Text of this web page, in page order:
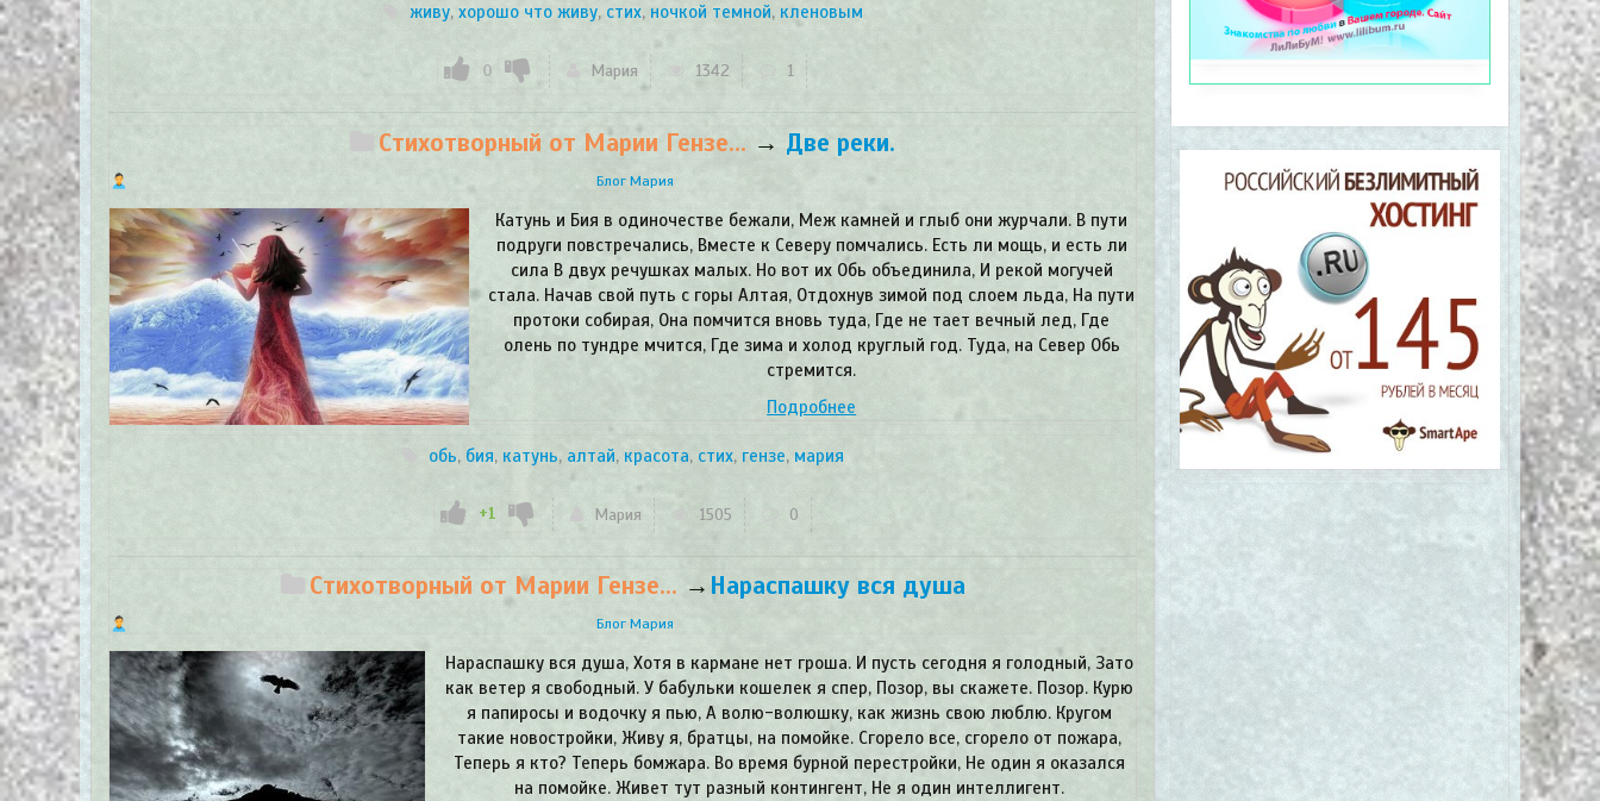
живу, хорошо что живу, стих, ночкой темной, кленовым
0 Мария 1342 1
Стихотворный от Марии Гензе... → Две реки.
Блог Мария
Катунь и Бия в одиночестве бежали, Меж камней и глыб они журчали. В пути
подруги повстречались, Вместе к Северу помчались. Есть ли мощь, и есть ли
сила В двух речушках малых. Но вот их Обь объединила, И рекой могучей
стала. Начав свой путь с горы Алтая, Отдохнув зимой под слоем льда, На пути
протоки собирая, Она помчится вновь туда, Где не тает вечный лед, Где
олень по тундре мчится, Где зима и холод круглый год. Туда, на Север Обь
стремится.
Подробнее
обь, бия, катунь, алтай, красота, стих, гензе, мария
+1 Мария 1505 0
Стихотворный от Марии Гензе... → ​Нараспашку вся душа
Блог Мария
Нараспашку вся душа, Хотя в кармане нет гроша. И пусть сегодня я голодный, Зато
как ветер я свободный. У бабульки кошелек я спер, Позор, вы скажете. Позор. Курю
я папиросы и водочку я пью, А волю-волюшку, как жизнь свою люблю. Кругом
такие новостройки, Живу я, братцы, на помойке. Сгорело все, сгорело от пожара,
Теперь я кто? Теперь бомжара. Во время бурной перестройки, Не один я оказался
на помойке. Живет тут разный контингент, Не я один интеллигент.